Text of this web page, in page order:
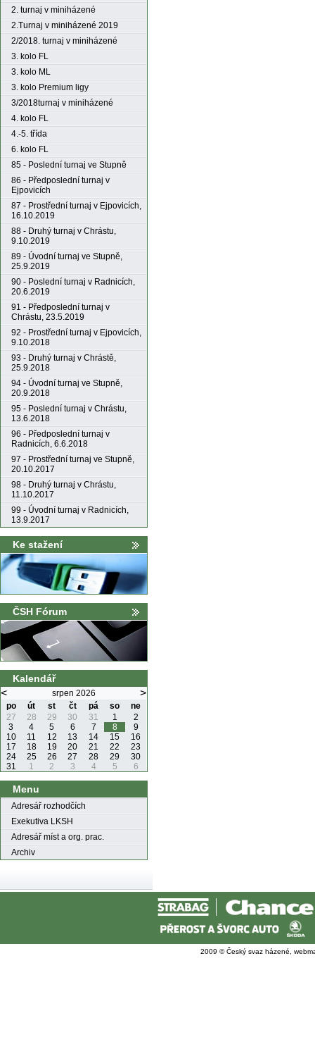
2. turnaj v miniházené
2.Turnaj v miniházené 2019
2/2018. turnaj v miniházené
3. kolo FL
3. kolo ML
3. kolo Premium ligy
3/2018turnaj v miniházené
4. kolo FL
4.-5. třída
6. kolo FL
85 - Poslední turnaj ve Stupně
86 - Předposlední turnaj v
Ejpovicích
87 - Prostřední turnaj v Ejpovicích,
16.10.2019
88 - Druhý turnaj v Chrástu,
9.10.2019
89 - Úvodní turnaj ve Stupně,
25.9.2019
90 - Poslední turnaj v Radnicích,
20.6.2019
91 - Předposlední turnaj v
Chrástu, 23.5.2019
92 - Prostřední turnaj v Ejpovicích,
9.10.2018
93 - Druhý turnaj v Chrástě,
25.9.2018
94 - Úvodní turnaj ve Stupně,
20.9.2018
95 - Poslední turnaj v Chrástu,
13.6.2018
96 - Předposlední turnaj v
Radnicích, 6.6.2018
97 - Prostřední turnaj ve Stupně,
20.10.2017
98 - Druhý turnaj v Chrástu,
11.10.2017
99 - Úvodní turnaj v Radnicích,
13.9.2017
Ke stažení
ČSH Fórum
Kalendář
< srpen 2026 >
po út st čt pá so
ne
27
28 29 30 31 1
2
3
4 5 6 7 8
9
10
11 12 13 14 15
16
17
18 19 20 21 22
23
24
25 26 27 28 29
30
31
1 2 3 4 5 6
Menu
Adresář rozhodčích
Exekutiva LKSH
Adresář míst a org. prac.
Archiv
2009 © Český svaz házené,